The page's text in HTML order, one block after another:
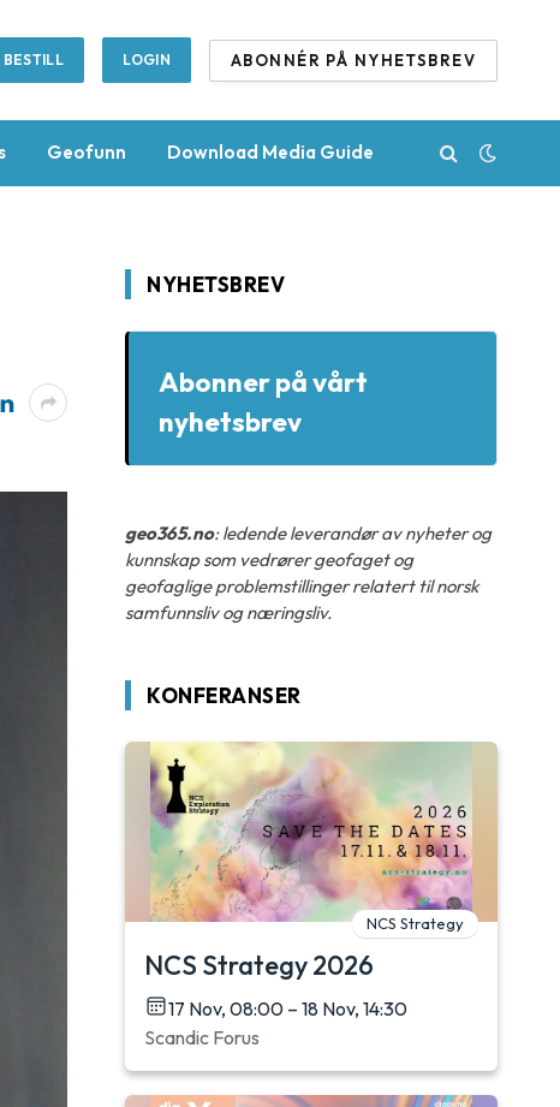
BESTILL LOGIN ABONNÉR PÅ NYHETSBREV
Geofunn Download Media Guide
NYHETSBREV
Abonner på vårt
nyhetsbrev
geo365.no: ledende leverandør av nyheter og
kunnskap som vedrører geofaget og
geofaglige problemstillinger relatert til norsk
samfunnsliv og næringsliv.
KONFERANSER
NCS Strategy
NCS Strategy 2026
17 Nov, 08:00 – 18 Nov, 14:30
Scandic Forus